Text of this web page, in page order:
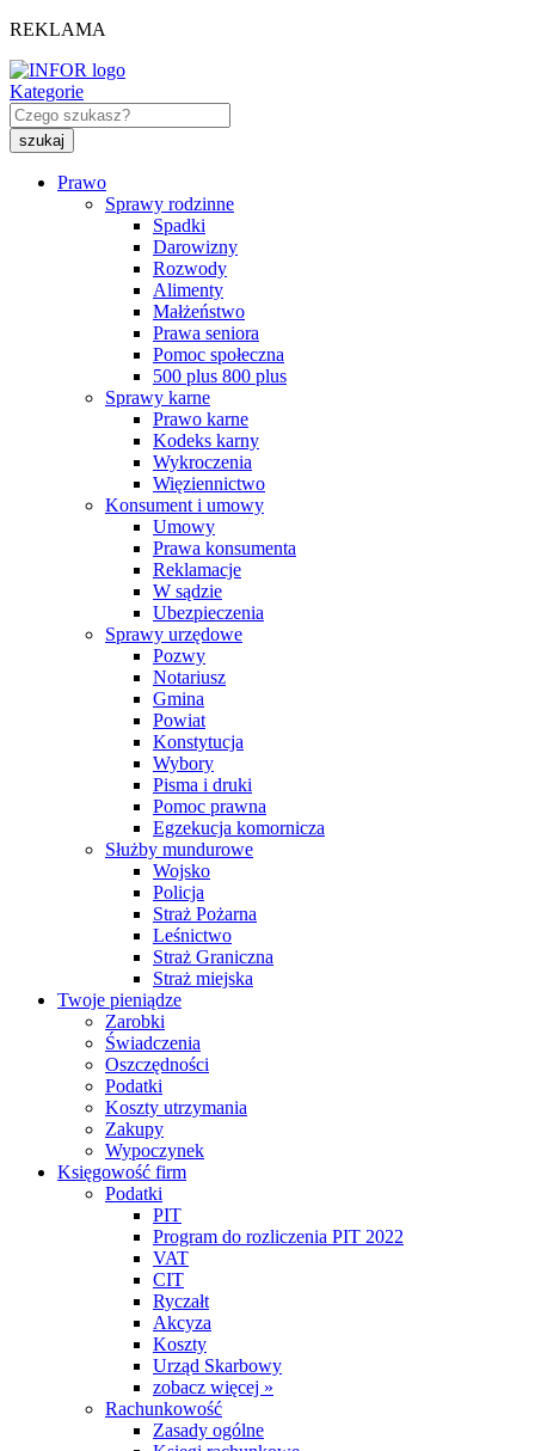
REKLAMA
Kategorie
Prawo
Sprawy rodzinne
Spadki
Darowizny
Rozwody
Alimenty
Małżeństwo
Prawa seniora
Pomoc społeczna
500 plus 800 plus
Sprawy karne
Prawo karne
Kodeks karny
Wykroczenia
Więziennictwo
Konsument i umowy
Umowy
Prawa konsumenta
Reklamacje
W sądzie
Ubezpieczenia
Sprawy urzędowe
Pozwy
Notariusz
Gmina
Powiat
Konstytucja
Wybory
Pisma i druki
Pomoc prawna
Egzekucja komornicza
Służby mundurowe
Wojsko
Policja
Straż Pożarna
Leśnictwo
Straż Graniczna
Straż miejska
Twoje pieniądze
Zarobki
Świadczenia
Oszczędności
Podatki
Koszty utrzymania
Zakupy
Wypoczynek
Księgowość firm
Podatki
PIT
Program do rozliczenia PIT 2022
VAT
CIT
Ryczałt
Akcyza
Koszty
Urząd Skarbowy
zobacz więcej »
Rachunkowość
Zasady ogólne